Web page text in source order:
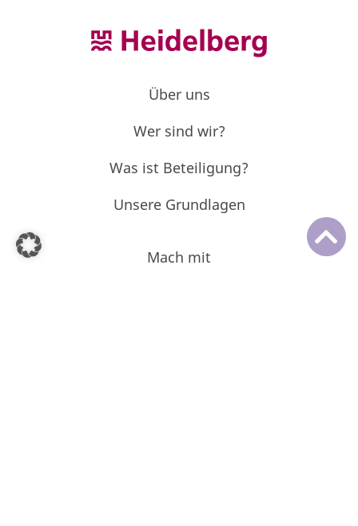
Mach mit
Über uns
Wer sind wir?
Was ist Beteiligung?
Unsere Grundlagen